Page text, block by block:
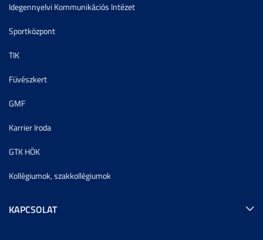
Idegennyelvi Kommunikációs Intézet
Sportközpont
TIK
Füvészkert
GMF
Karrier Iroda
GTK HÖK
Kollégiumok, szakkollégiumok
KAPCSOLAT